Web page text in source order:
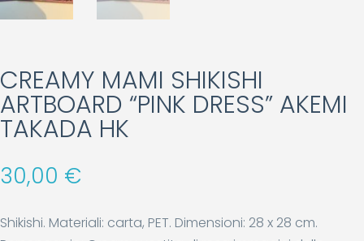
CREAMY MAMI SHIKISHI
ARTBOARD “PINK DRESS” AKEMI
TAKADA HK
30,00 €
Shikishi. Materiali: carta, PET. Dimensioni: 28 x 28 cm.